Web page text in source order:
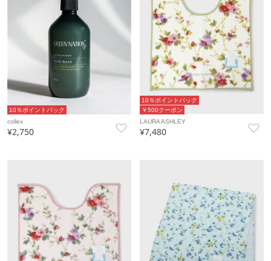
10％ポイントバック
collex
¥2,750
￥500クーポン
10％ポイントバック
LAURA ASHLEY
¥7,480